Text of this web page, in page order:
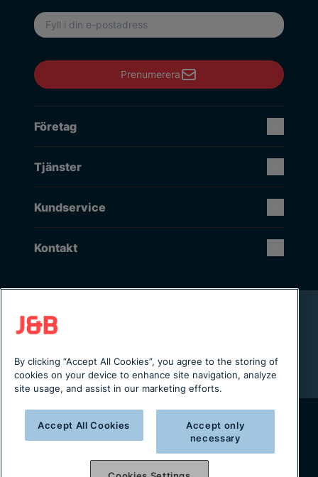
E-postadress
Prenumerera
Företag
Tjänster
Kundservice
Kontakt
Rikstäckande installation & service
Lager i Sverige
Från projektering till installation
Copyright © 2025 J&B Maskinteknik AB
Organisationsnummer: 556490-2996
By clicking “Accept All Cookies”, you agree to the storing of
cookies on your device to enhance site navigation, analyze
site usage, and assist in our marketing efforts.
Accept All Cookies
Accept only
necessary